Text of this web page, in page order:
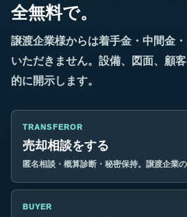
全無料で。
譲渡企業様からは着手金・中間金
いただきません。設備、図面、顧
的に開示します。
TRANSFEROR
売却相談をする
匿名相談・概算診断・秘密保持。譲渡企業の
BUYER